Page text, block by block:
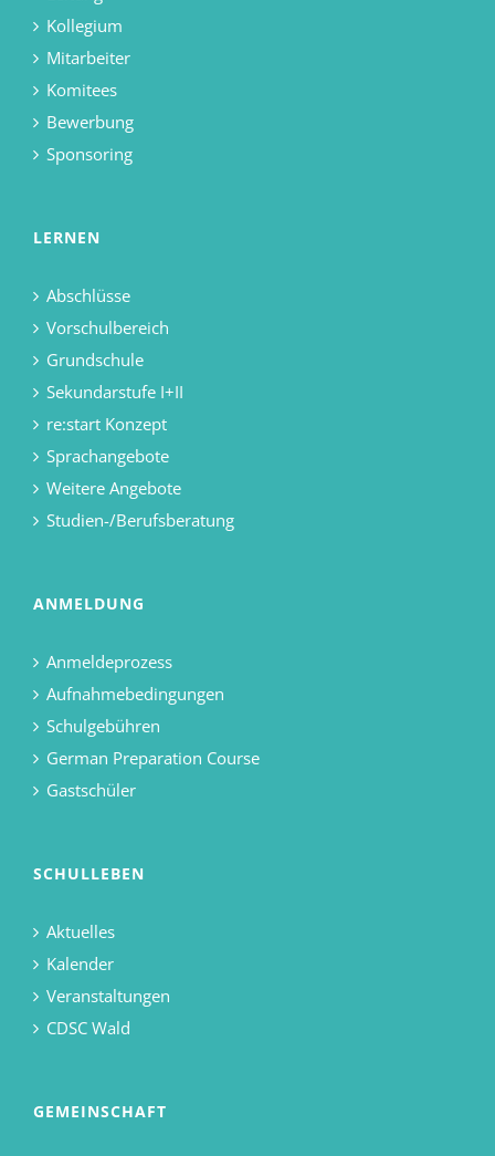
Kollegium
Mitarbeiter
Komitees
Bewerbung
Sponsoring
LERNEN
Abschlüsse
Vorschulbereich
Grundschule
Sekundarstufe I+II
re:start Konzept
Sprachangebote
Weitere Angebote
Studien-/Berufsberatung
ANMELDUNG
Anmeldeprozess
Aufnahmebedingungen
Schulgebühren
German Preparation Course
Gastschüler
SCHULLEBEN
Aktuelles
Kalender
Veranstaltungen
CDSC Wald
GEMEINSCHAFT